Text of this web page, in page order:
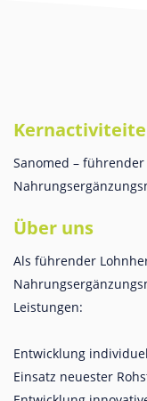
Sanomed –
Über uns
Als führender
Leistungen:
Entwicklung
Einsatz neuester